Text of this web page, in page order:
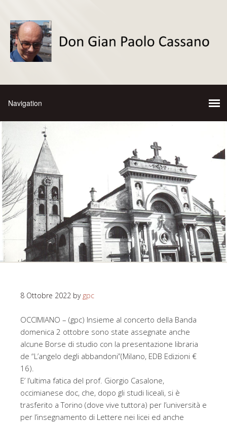
8 Ottobre 2022 by gpc
OCCIMIANO – (gpc) Insieme al concerto della Banda
domenica 2 ottobre sono state assegnate anche
alcune Borse di studio con la presentazione libraria
de “L’angelo degli abbandoni”(Milano, EDB Edizioni €
16).
E’ l’ultima fatica del prof. Giorgio Casalone,
occimianese doc, che, dopo gli studi liceali, si è
trasferito a Torino (dove vive tuttora) per l’università e
per l’insegnamento di Lettere nei licei ed anche